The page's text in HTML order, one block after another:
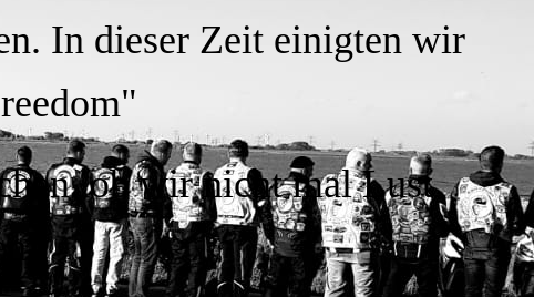
In dieser Zeit einigten wir
ob wir nicht mal Lust